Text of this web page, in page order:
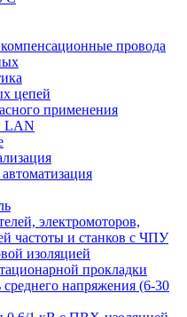
провода
цепей
применения
LAN
электромоторов,
частоты и станков с ЧПУ
изоляцией
прокладки
напряжения (6-30